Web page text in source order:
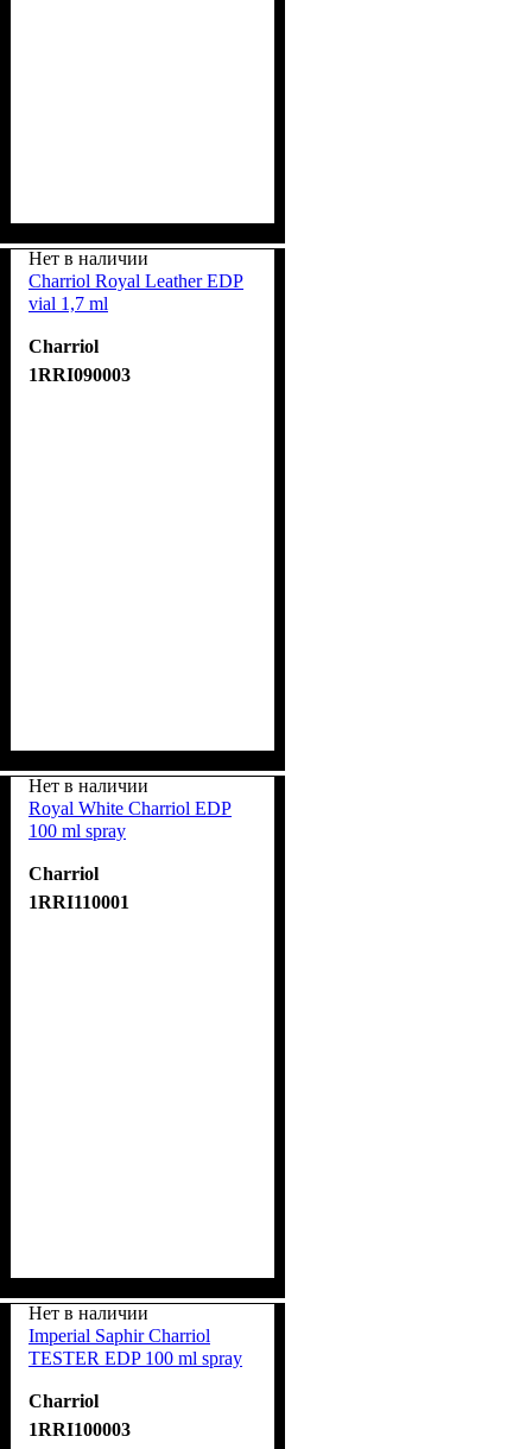
Нет в наличии
Charriol Royal Leather EDP
vial 1,7 ml
Charriol
1RRI090003
Нет в наличии
Royal White Charriol EDP
100 ml spray
Charriol
1RRI110001
Нет в наличии
Imperial Saphir Charriol
TESTER EDP 100 ml spray
Charriol
1RRI100003